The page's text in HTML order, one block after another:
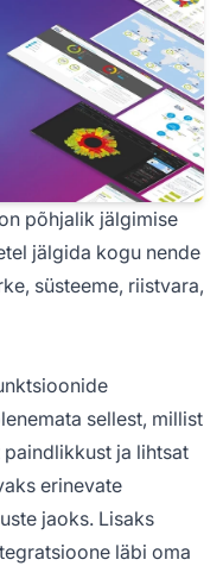
põhjalik jälgimise
jälgida kogu nende
süsteeme, riistvara,
sellest, millist
ja lihtsat
erinevate
jaoks. Lisaks
läbi oma